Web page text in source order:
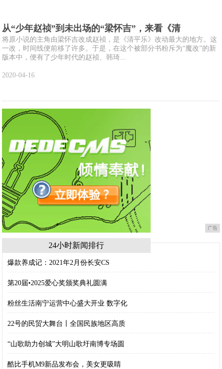
从“少年赵祯”到未出场的“梁怀吉”，来看《清
将原小说的主角由梁怀吉改成赵祯，是《清平乐》改动最大的地方。这
一改，时间线便前移了许多。于是，在这个被部分书粉斥为“魔改”的新
版本中，便有了少年时代的赵祯、韩琦...
2020-04-16
广告
24小时新闻排行
爆款养成记：2021年2月份长安CS
第20届•2025爱心奖颁奖典礼圆满
粉丝生活南宁运营中心盛大开业 数字化
22号的民贸大舞台丨全国民族地区高质
“山歌助力创城”大明山歌圩南博专场圆
酷比手机M9新品发布会，美女更吸睛